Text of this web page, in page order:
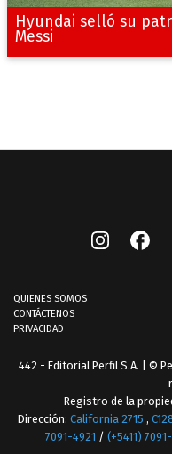
Hyundai selló su
Messi
QUIENES SOMOS
CONTÁCTENOS
PRIVACIDAD
442 - Editorial Perfil S.A. | ©
Registro de la
Dirección: California 2715 ,
7091-4921 / (+5411)